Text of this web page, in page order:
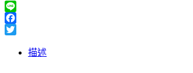
Line
Facebook
描述